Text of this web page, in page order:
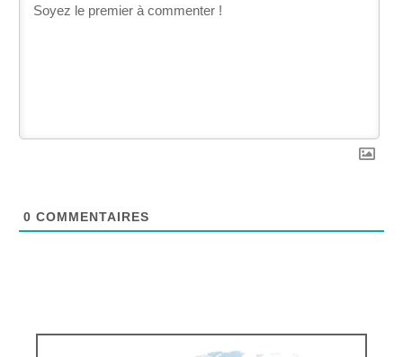
0 COMMENTAIRES